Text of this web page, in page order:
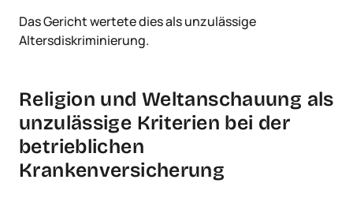
Das Gericht wertete dies als unzulässige
Altersdiskriminierung.
Religion und Weltanschauung als
unzulässige Kriterien bei der
betrieblichen
Krankenversicherung